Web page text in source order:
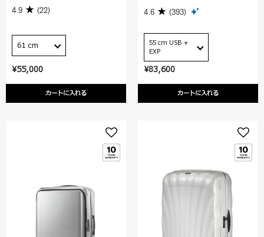
¥55,000
カートに入れる
4.9 (22)
61 cm
¥83,600
カートに入れる
4.6 (393)
55 cm USB +
EXP